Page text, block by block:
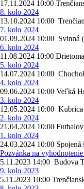
17.11.2024 10:00
8. kolo 2024
13.10.2024 10:00
7. kolo 2024
01.09.2024 10:00 Svinná
6. kolo 2024
11.08.2024 10:00
5. kolo 2024
14.07.2024 10:00
4. kolo 2024
09.06.2024 10:00 Veľká
3. kolo 2024
12.05.2024 10:00
2. kolo 2024
21.04.2024 10:00
1. kolo 2024
24.03.2024 10:00 Spojená
Pozvánka na
5.11.2023 14:00 Budova
9. kolo 2023
5.11.2023 10:00